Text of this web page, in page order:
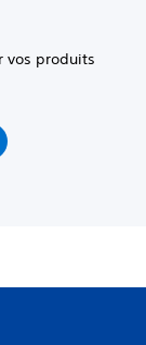
vos produits